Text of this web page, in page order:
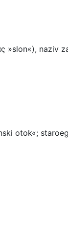
»slon«), naziv
otok«;